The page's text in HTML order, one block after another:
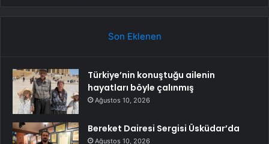
Son Eklenen
Türkiye’nin konuştuğu ailenin
hayatları böyle çalınmış
Ağustos 10, 2026
Bereket Dairesi Sergisi Üsküdar’da
Ağustos 10, 2026